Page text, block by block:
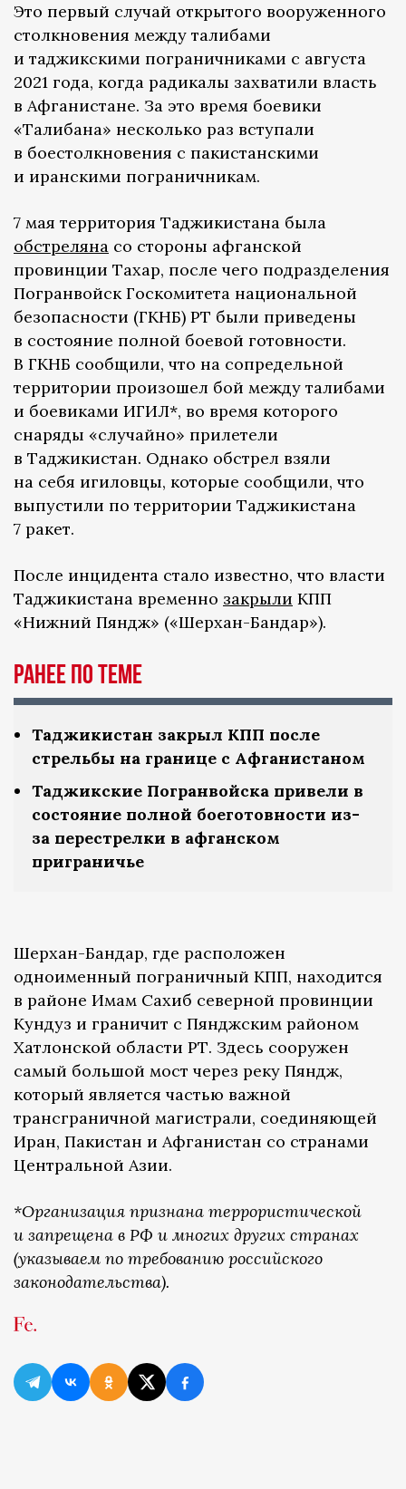
Это первый случай открытого вооруженного
столкновения между талибами
и таджикскими пограничниками с августа
2021 года, когда радикалы захватили власть
в Афганистане. За это время боевики
«Талибана» несколько раз вступали
в боестолкновения с пакистанскими
и иранскими пограничникам.
7 мая территория Таджикистана была
обстреляна со стороны афганской
провинции Тахар, после чего подразделения
Погранвойск Госкомитета национальной
безопасности (ГКНБ) РТ были приведены
в состояние полной боевой готовности.
В ГКНБ сообщили, что на сопредельной
территории произошел бой между талибами
и боевиками ИГИЛ*, во время которого
снаряды «случайно» прилетели
в Таджикистан. Однако обстрел взяли
на себя игиловцы, которые сообщили, что
выпустили по территории Таджикистана
7 ракет.
После инцидента стало известно, что власти
Таджикистана временно закрыли КПП
«Нижний Пяндж» («Шерхан-Бандар»).
Ранее по теме
Таджикистан закрыл КПП после
стрельбы на границе с Афганистаном
Таджикские Погранвойска привели в
состояние полной боеготовности из-
за перестрелки в афганском
приграничье
Шерхан-Бандар, где расположен
одноименный пограничный КПП, находится
в районе Имам Сахиб северной провинции
Кундуз и граничит с Пянджским районом
Хатлонской области РТ. Здесь сооружен
самый большой мост через реку Пяндж,
который является частью важной
трансграничной магистрали, соединяющей
Иран, Пакистан и Афганистан со странами
Центральной Азии.
*Организация признана террористической
и запрещена в РФ и многих других странах
(указываем по требованию российского
законодательства).